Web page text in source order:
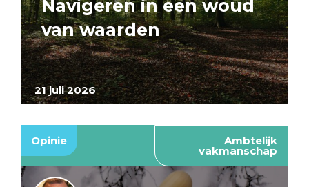
21 juli 2026
Navigeren in een woud
van waarden
Opinie Ambtelijk
vakmanschap